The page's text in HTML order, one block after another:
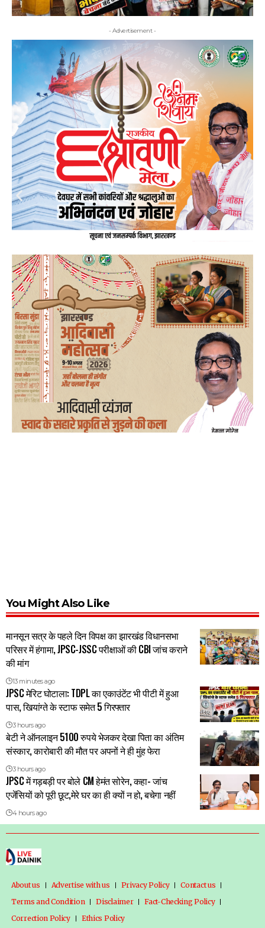
- Advertisement -
You Might Also Like
मानसून सत्र के पहले दिन विपक्ष का झारखंड विधानसभा
परिसर में हंगामा, JPSC-JSSC परीक्षाओं की CBI जांच कराने
की मांग
13 minutes ago
JPSC मेरिट घोटाला: TDPL का एकाउंटेंट भी पीटी में हुआ
पास, खियांग्ते के स्टाफ समेत 5 गिरफ्तार
3 hours ago
बेटी ने ऑनलाइन 5100 रुपये भेजकर देखा पिता का अंतिम
संस्कार, कारोबारी की मौत पर अपनों ने ही मुंह फेरा
3 hours ago
JPSC में गड़बड़ी पर बोले CM हेमंत सोरेन, कहा- जांच
एजेंसियों को पूरी छूट,मेरे घर का ही क्यों न हो, बचेगा नहीं
4 hours ago
About us Advertise with us Privacy Policy
Contact us
Terms and Condition
Disclaimer
Fact-Checking Policy
Correction Policy
Ethics Policy